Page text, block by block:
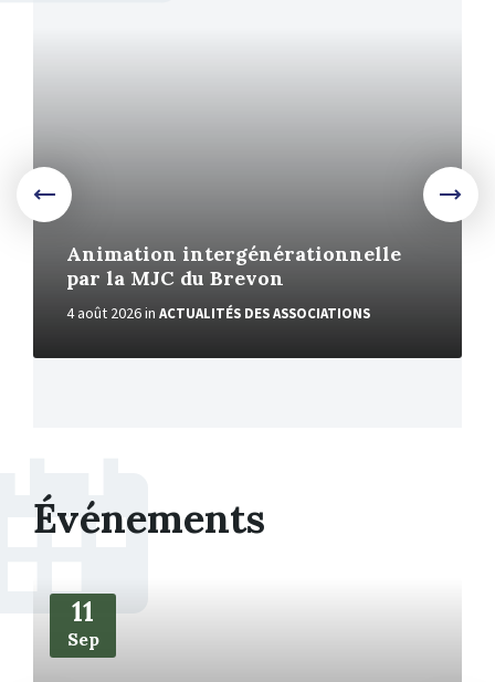
Animation intergénérationnelle
par la MJC du Brevon
4 août 2026in ACTUALITÉS DES ASSOCIATIONS
Événements
11
Sep
More